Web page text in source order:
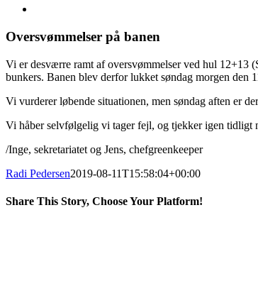
billede
Oversvømmelser på banen
Vi er desværre ramt af oversvømmelser ved hul 12+13
bunkers. Banen blev derfor lukket søndag morgen den
Vi vurderer løbende situationen, men søndag aften er
Vi håber selvfølgelig vi tager fejl, og tjekker igen tidligt
/Inge, sekretariatet og Jens, chefgreenkeeper
Radi Pedersen2019-08-11T15:58:04+00:00
Share This Story, Choose Your Platform!